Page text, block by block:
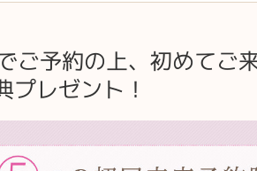
ご予約の上、初めてご
プレゼント！